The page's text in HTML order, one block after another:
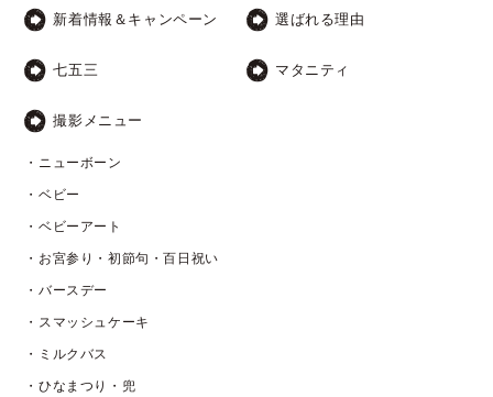
新着情報＆キャンペーン 選ばれる理由
七五三 マタニティ
撮影メニュー
・ニューボーン
・ベビー
・ベビーアート
・お宮参り・初節句・百日祝い
・バースデー
・スマッシュケーキ
・ミルクバス
・ひなまつり・兜